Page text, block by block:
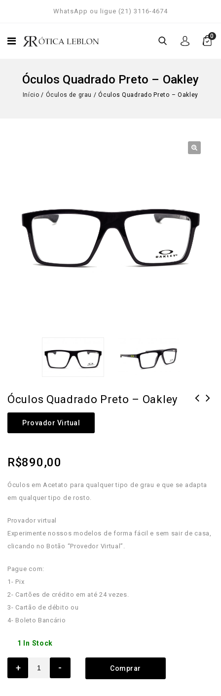
WhatsApp ou ligue (21) 3116-4674
0
Óculos Quadrado Preto – Oakley
Início / Óculos de grau /Óculos Quadrado Preto – Oakley
Óculos Quadrado Preto – Oakley
Provador Virtual
R$890,00
Óculos em Acetato para qualquer tipo de grau e que se adapta
em qualquer tipo de rosto.
Provador virtual
Experimente nossos modelos de forma fácil e sem sair de casa,
clicando no Botão “Provedor Virtual”.
Pague com:
1- Pix
2- Cartões de crédito em até 24 vezes.
3- Cartão de débito ou
4- Boleto Bancário
1 In Stock
+ - Comprar